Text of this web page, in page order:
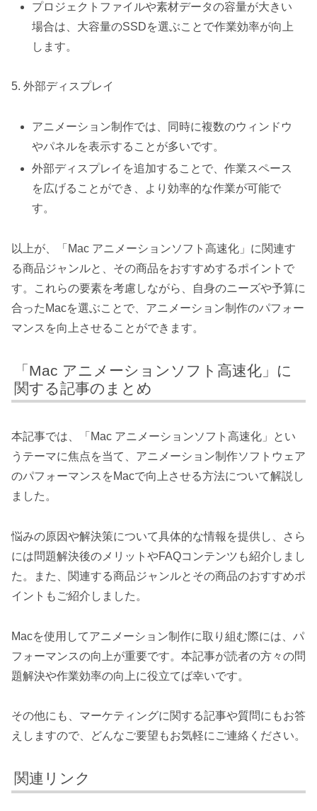
プロジェクトファイルや素材データの容量が大きい
場合は、大容量のSSDを選ぶことで作業効率が向上
します。
5. 外部ディスプレイ
アニメーション制作では、同時に複数のウィンドウ
やパネルを表示することが多いです。
外部ディスプレイを追加することで、作業スペース
を広げることができ、より効率的な作業が可能で
す。
以上が、「Mac アニメーションソフト高速化」に関連す
る商品ジャンルと、その商品をおすすめするポイントで
す。これらの要素を考慮しながら、自身のニーズや予算に
合ったMacを選ぶことで、アニメーション制作のパフォー
マンスを向上させることができます。
「Mac アニメーションソフト高速化」に
関する記事のまとめ
本記事では、「Mac アニメーションソフト高速化」とい
うテーマに焦点を当て、アニメーション制作ソフトウェア
のパフォーマンスをMacで向上させる方法について解説し
ました。
悩みの原因や解決策について具体的な情報を提供し、さら
には問題解決後のメリットやFAQコンテンツも紹介しまし
た。また、関連する商品ジャンルとその商品のおすすめポ
イントもご紹介しました。
Macを使用してアニメーション制作に取り組む際には、パ
フォーマンスの向上が重要です。本記事が読者の方々の問
題解決や作業効率の向上に役立てば幸いです。
その他にも、マーケティングに関する記事や質問にもお答
えしますので、どんなご要望もお気軽にご連絡ください。
関連リンク